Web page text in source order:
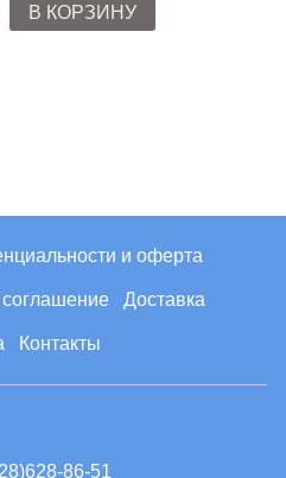
В КОРЗИНУ
и оферта
соглашение Доставка
Контакты
86-51